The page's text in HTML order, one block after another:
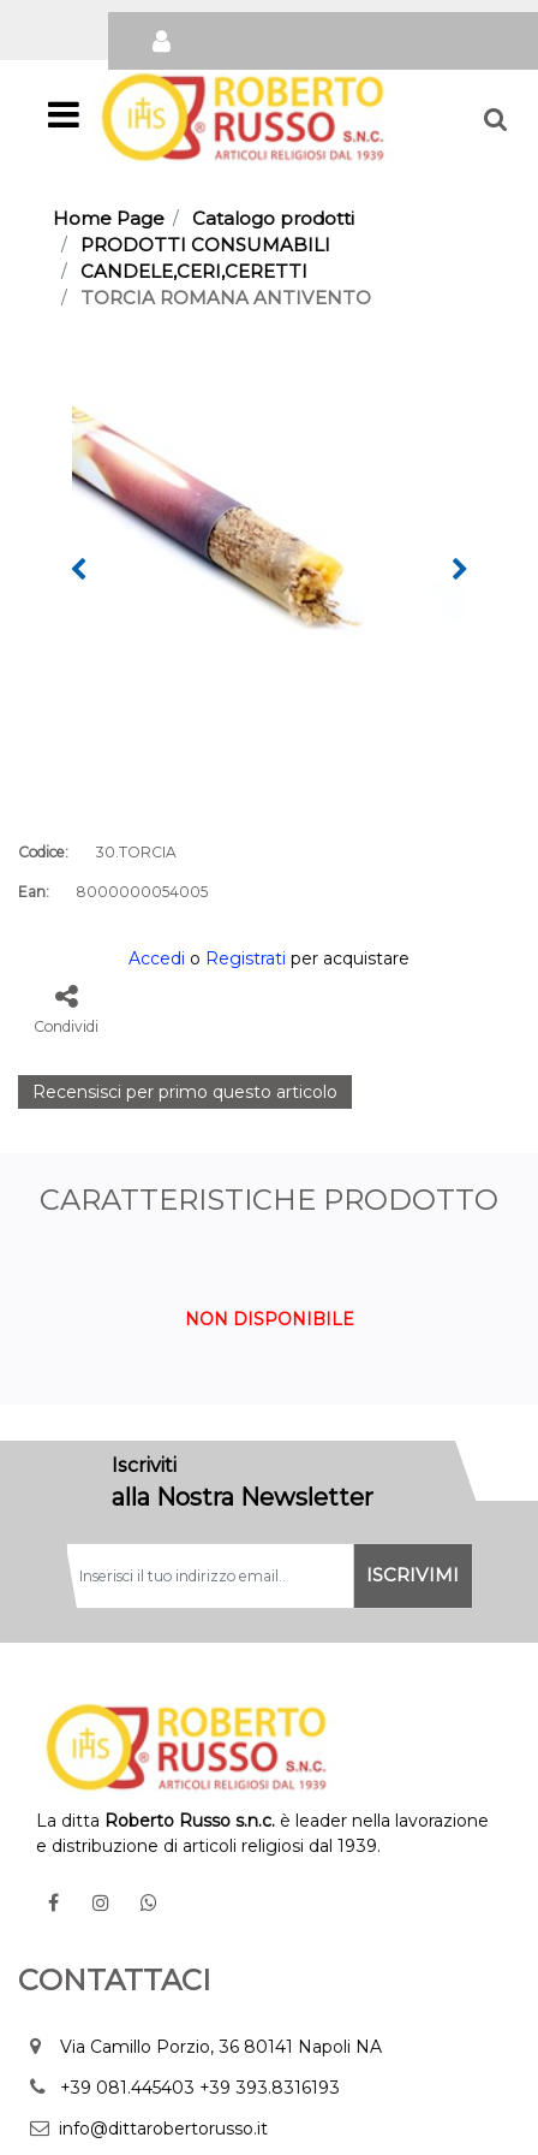
Open
Home Page
Catalogo prodotti
PRODOTTI CONSUMABILI
CANDELE,CERI,CERETTI
TORCIA ROMANA ANTIVENTO
Codice: 30.TORCIA
Ean: 8000000054005
Accedi o Registrati per acquistare
Condividi
Recensisci per primo questo articolo
CARATTERISTICHE PRODOTTO
NON DISPONIBILE
Iscriviti
alla Nostra Newsletter
La ditta Roberto Russo s.n.c. è leader nella lavorazione
e distribuzione di articoli religiosi dal 1939.
CONTATTACI
Via Camillo Porzio, 36 80141 Napoli NA
+39 081.445403 +39 393.8316193
info@dittarobertorusso.it